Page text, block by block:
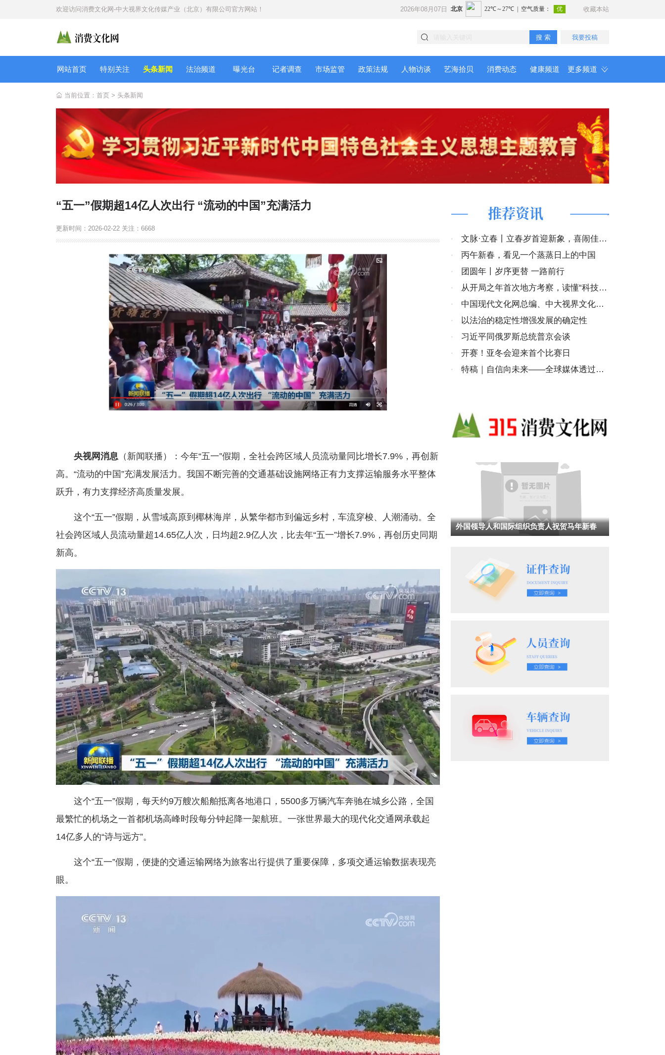
欢迎访问消费文化网-中大视界文化传媒产业（北京）有限公司官方网站！ 2026年08月07日 收藏本站
搜 索 我要投稿
网站首页 特别关注 头条新闻 法治频道 曝光台 记者调查 市场监管 政策法规 人物访谈 艺海拾贝 消费动态 健康频道 更多频道
当前位置： 首页 > 头条新闻
推荐资讯
·
文脉·立春丨立春岁首迎新象，喜闹佳节
传古风
·
丙午新春，看见一个蒸蒸日上的中国
·
团圆年丨岁序更替 一路前行
·
从开局之年首次地方考察，读懂“科技自
立自强”的深意
·
中国现代文化网总编、中大视界文化传
媒产业（北京）有限公司董事会主席林膑
新年贺词
·
以法治的稳定性增强发展的确定性
·
习近平同俄罗斯总统普京会谈
·
开赛！亚冬会迎来首个比赛日
·
特稿｜自信向未来——全球媒体透过春
外国领导人和国际组织负责人祝贺马年新春
“五一”假期超14亿人次出行 “流动的中国”充满活力
更新时间：2026-02-22 关注：6668
央视网消息 （新闻联播）：今年“五一”假期，全社会跨区域人员流动量同比增长7.9%，再创新
高。“流动的中国”充满发展活力。我国不断完善的交通基础设施网络正有力支撑运输服务水平整体
跃升，有力支撑经济高质量发展。
这个“五一”假期，从雪域高原到椰林海岸，从繁华都市到偏远乡村，车流穿梭、人潮涌动。全
社会跨区域人员流动量超14.65亿人次，日均超2.9亿人次，比去年“五一”增长7.9%，再创历史同期
新高。
这个“五一”假期，每天约9万艘次船舶抵离各地港口，5500多万辆汽车奔驰在城乡公路，全国
最繁忙的机场之一首都机场高峰时段每分钟起降一架航班。一张世界最大的现代化交通网承载起
14亿多人的“诗与远方”。
这个“五一”假期，便捷的交通运输网络为旅客出行提供了重要保障，多项交通运输数据表现亮
眼。